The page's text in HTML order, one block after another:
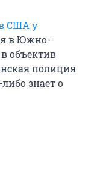
США у
в Южно-
объектив
полиция
знает о